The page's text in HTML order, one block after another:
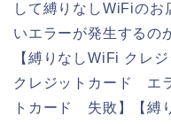
して縛りなしWiFiのお
いエラーが発生するの
【縛りなしWiFi クレ
クレジットカード エ
トカード 失敗】【縛